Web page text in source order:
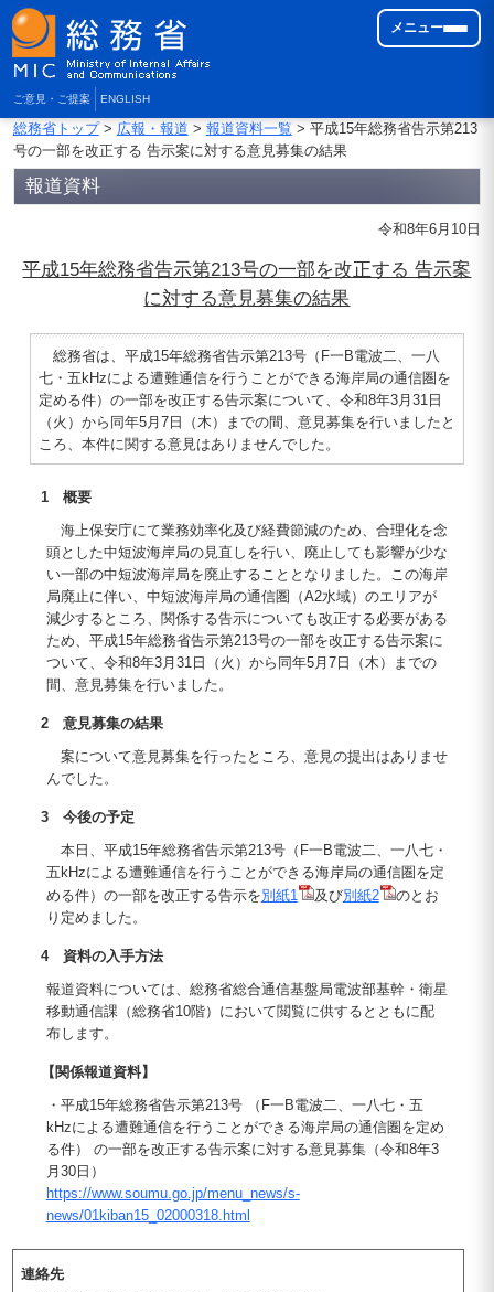
ご意見・ご提案 ENGLISH
メニュー
総務省トップ> 広報・報道 > 報道資料一覧> 平成15年総務省告示第213
号の一部を改正する 告示案に対する意見募集の結果
報道資料
令和8年6月10日
平成15年総務省告示第213号の一部を改正する 告示案
に対する意見募集の結果
総務省は、平成15年総務省告示第213号（F一B電波二、一八
七・五kHzによる遭難通信を行うことができる海岸局の通信圏を
定める件）の一部を改正する告示案について、令和8年3月31日
（火）から同年5月7日（木）までの間、意見募集を行いましたと
ころ、本件に関する意見はありませんでした。
1 概要
海上保安庁にて業務効率化及び経費節減のため、合理化を念
頭とした中短波海岸局の見直しを行い、廃止しても影響が少な
い一部の中短波海岸局を廃止することとなりました。この海岸
局廃止に伴い、中短波海岸局の通信圏（A2水域）のエリアが
減少するところ、関係する告示についても改正する必要がある
ため、平成15年総務省告示第213号の一部を改正する告示案に
ついて、令和8年3月31日（火）から同年5月7日（木）までの
間、意見募集を行いました。
2 意見募集の結果
案について意見募集を行ったところ、意見の提出はありませ
んでした。
3 今後の予定
本日、平成15年総務省告示第213号（F一B電波二、一八七・
五kHzによる遭難通信を行うことができる海岸局の通信圏を定
める件）の一部を改正する告示を別紙1 及び別紙2
のとお
り定めました。
4 資料の入手方法
報道資料については、総務省総合通信基盤局電波部基幹・衛星
移動通信課（総務省10階）において閲覧に供するとともに配
布します。
【関係報道資料】
・平成15年総務省告示第213号 （F一B電波二、一八七・五
kHzによる遭難通信を行うことができる海岸局の通信圏を定め
る件） の一部を改正する告示案に対する意見募集（令和8年3
月30日）
https://www.soumu.go.jp/menu_news/s-
news/01kiban15_02000318.html
連絡先